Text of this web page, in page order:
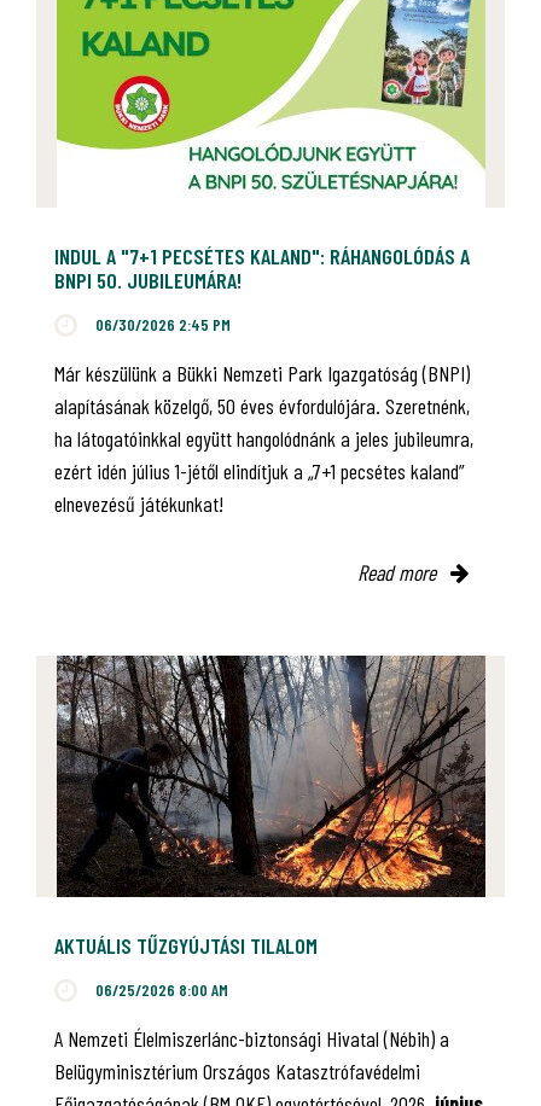
INDUL A "7+1 PECSÉTES KALAND": RÁHANGOLÓDÁS A
BNPI 50. JUBILEUMÁRA!
06/30/2026 2:45 PM
Már készülünk a Bükki Nemzeti Park Igazgatóság (BNPI)
alapításának közelgő, 50 éves évfordulójára. Szeretnénk,
ha látogatóinkkal együtt hangolódnánk a jeles jubileumra,
ezért idén július 1-jétől elindítjuk a „7+1 pecsétes kaland”
elnevezésű játékunkat!
Read more
AKTUÁLIS TŰZGYÚJTÁSI TILALOM
06/25/2026 8:00 AM
A Nemzeti Élelmiszerlánc-biztonsági Hivatal (Nébih) a
Belügyminisztérium Országos Katasztrófavédelmi